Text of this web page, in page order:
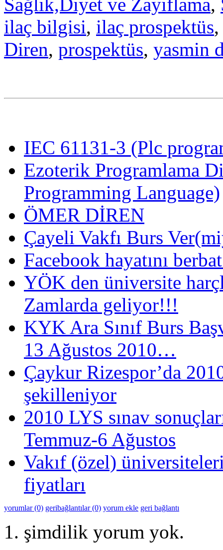
ilaç bilgisi, ilaç prospektüs
Diren, prospektüs, yasmin
IEC 61131-3 (Plc
Ezoterik Programlama
Programming Language)
ÖMER DİREN
Çayeli Vakfı Burs
Facebook hayatını
YÖK den üniversite
Zamlarda geliyor!!!
KYK Ara Sınıf Burs
13 Ağustos 2010…
Çaykur Rizespor’da
şekilleniyor
2010 LYS sınav
Temmuz-6 Ağustos
Vakıf (özel)
fiyatları
yorumlar (0) geribağlantılar (0) yorum ekle geri bağlantı
şimdilik yorum yok.